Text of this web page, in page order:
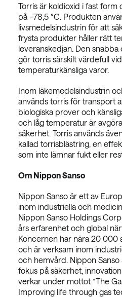
Torris är koldioxid i fast
på –78,5 °C. Produkten
livsmedelsindustrin för att
frysta produkter håller rätt
leveranskedjan. Den
gör torris särskilt värdefull
temperaturkänsliga varor.
Inom läkemedelsindustrin
används torris för transport
biologiska prover och
och låg temperatur är
säkerhet. Torris används
kallad torrisblästring, en
som inte lämnar fukt eller
Om Nippon Sanso
Nippon Sanso är ett av
inom industriella och
Nippon Sanso Holdings
års erfarenhet och global
Koncernen har nära 20 000
och är verksam inom
och hemvård. Nippon
fokus på säkerhet,
verkar under mottot “The
Improving life through gas